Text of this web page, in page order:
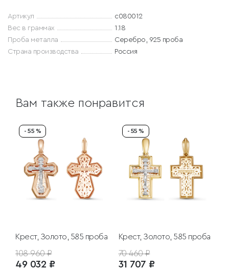
Артикул
с080012
Вес в граммах
1.18
Проба металла
Серебро, 925 проба
Страна производства
Россия
Вам также понравится
- 55 %
Крест, Золото, 585 проба
108 960 ₽
49 032 ₽
- 55 %
Крест, Золото, 585 проба
70 460 ₽
31 707 ₽